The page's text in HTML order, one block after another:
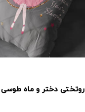
روتختی دختر و ماه طوسی